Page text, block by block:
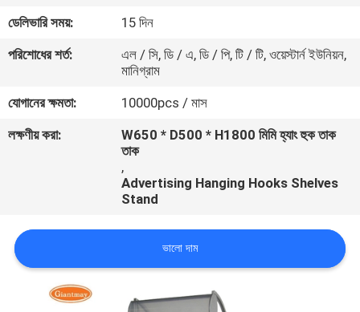
মান
নিয়ন্ত্রণ
যোগাযোগ
করুন
কেস
ডেলিভারি সময়:
15 দিন
পরিশোধের শর্ত:
এল / সি, ডি / এ, ডি / পি, টি / টি, ওয়েস্টার্ন ইউনিয়ন,
মানিগ্রাম
যোগানের ক্ষমতা:
10000pcs / মাস
লক্ষণীয় করা:
W650 * D500 * H1800 মিমি হ্যাং হুক তাক
তাক
,
Advertising Hanging Hooks Shelves
Stand
ভালো দাম